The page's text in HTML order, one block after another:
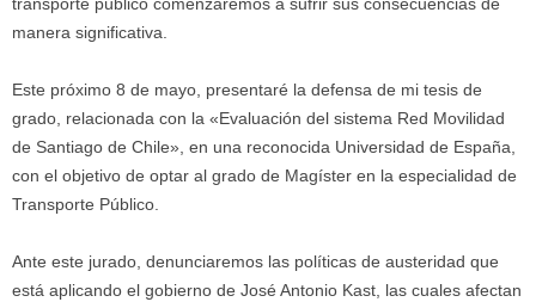
transporte público comenzaremos a sufrir sus consecuencias de
manera significativa.
Este próximo 8 de mayo, presentaré la defensa de mi tesis de
grado, relacionada con la «Evaluación del sistema Red Movilidad
de Santiago de Chile», en una reconocida Universidad de España,
con el objetivo de optar al grado de Magíster en la especialidad de
Transporte Público.
Ante este jurado, denunciaremos las políticas de austeridad que
está aplicando el gobierno de José Antonio Kast, las cuales afectan